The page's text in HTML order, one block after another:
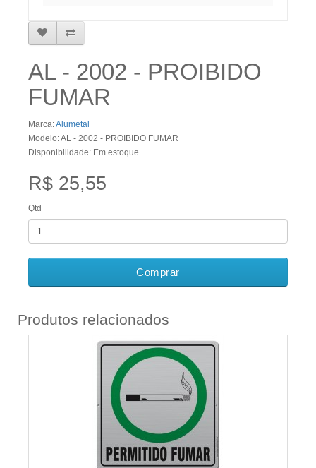
AL - 2002 - PROIBIDO
FUMAR
Marca:Alumetal
Modelo: AL - 2002 - PROIBIDO FUMAR
Disponibilidade: Em estoque
R$ 25,55
Qtd
Comprar
Produtos relacionados